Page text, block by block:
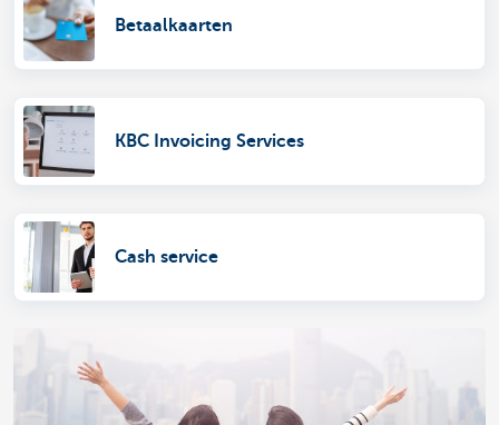
Betaalkaarten
KBC Invoicing Services
Cash service